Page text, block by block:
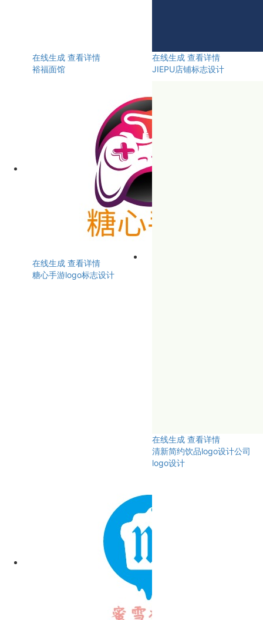
在线生成 查看详情
裕福面馆
在线生成 查看详情
JIEPU店铺标志设计
在线生成 查看详情
糖心手游logo标志设计
在线生成 查看详情
清新简约饮品logo设计公司
logo设计